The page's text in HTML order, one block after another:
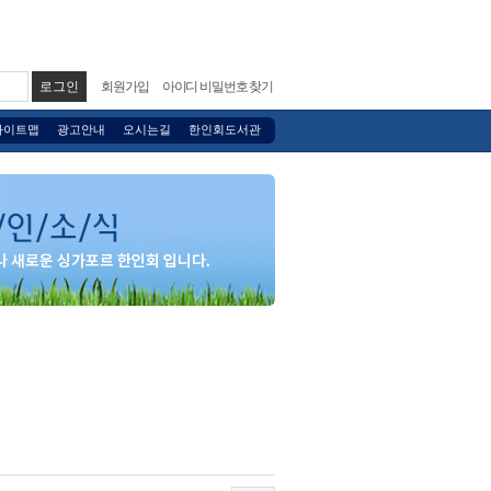
회원가입 아이디 비밀번호 찾기
이트맵 광고안내 오시는길 한인회도서관